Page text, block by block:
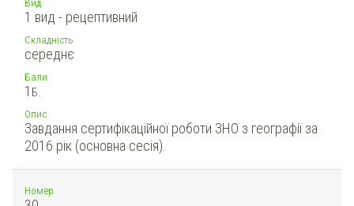
1 вид - рецептивний
Складність
середнє
Бали
1 Б.
Опис
Завдання сертифікаційної роботи ЗНО з географії за
2016 рік (основна сесія).
Номер